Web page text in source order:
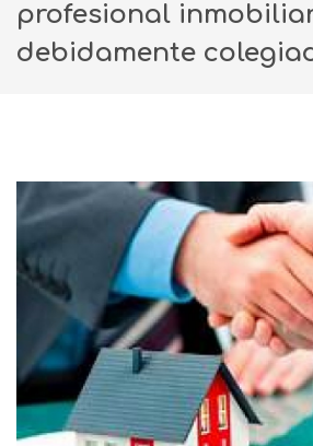
profesional
debidamente